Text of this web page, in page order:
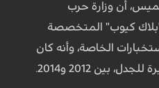
أن وزارة حرب
"بلاك كيوب" المتخصصة
الخاصة، وأنه كان
بين 2012 و2014.